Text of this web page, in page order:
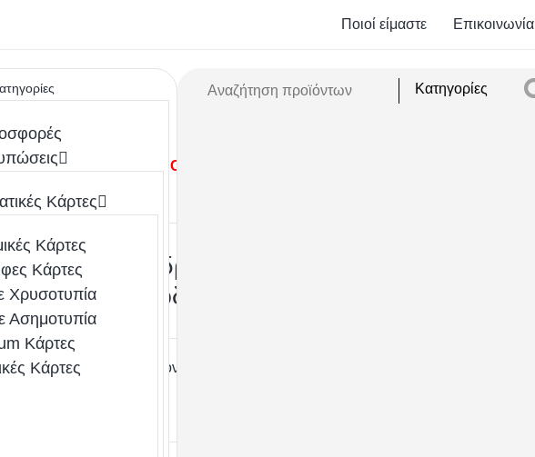
Ποιοί είμαστε Επικοινωνία
Κάρτες
Κάρτες
Κάρτες
Χρυσοτυπία
Ασημοτυπία
Κάρτες
Κάρτες
Κατηγορίες
Fleece JRC Ανδρική Μπλούζα Fleece 280g κωδ. Malmo
JRC Ανδρική Μπλούζα Fleece
280g κωδ. Malmo
Κωδικός προϊόντος: